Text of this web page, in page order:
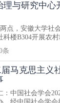
与研究中心
点，安徽大学社
科楼B304开展农
条
马克思主义
：中国社会学会